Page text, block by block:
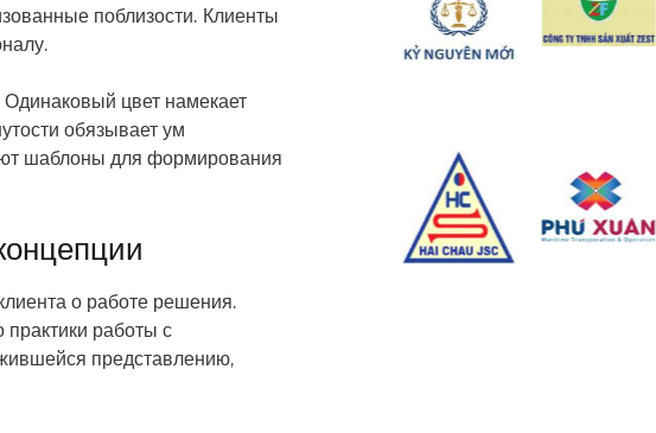
поблизости. Клиенты
цвет намекает
обязывает ум
шаблоны для формирования
о работе решения.
работы с
представлению,